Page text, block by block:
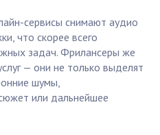
сервисы снимают аудио
что скорее всего
задач. Фрилансеры же
— они не только выделят
шумы,
или дальнейшее